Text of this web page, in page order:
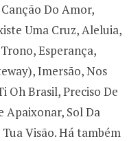
Do Amor,
Uma Cruz, Aleluia,
Esperança,
Imersão, Nos
Oh Brasil, Preciso De
Apaixonar, Sol Da
Visão. Há também